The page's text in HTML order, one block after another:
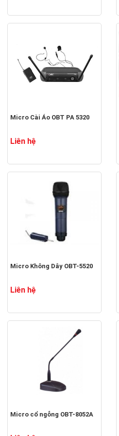
Micro Cài Áo OBT PA 5320
Liên hệ
Micro Không Dây OBT-5520
Liên hệ
​Micro cổ ngỗng OBT-8052A